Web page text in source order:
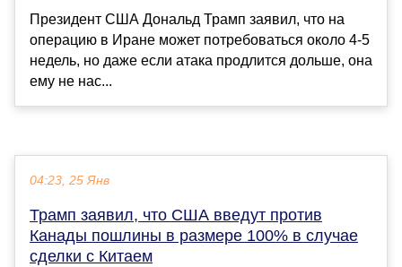
Президент США Дональд Трамп заявил, что на
операцию в Иране может потребоваться около 4-5
недель, но даже если атака продлится дольше, она
ему не нас...
04:23, 25 Янв
Трамп заявил, что США введут против
Канады пошлины в размере 100% в случае
сделки с Китаем